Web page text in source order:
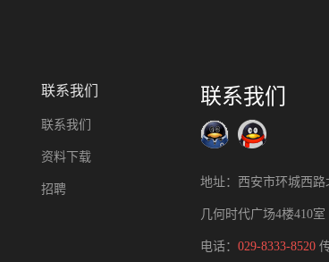
联系我们
联系我们
资料下载
招聘
联系我们
地址：西安市环城西路
几何时代广场4楼410室
电话： 029-8333-8520